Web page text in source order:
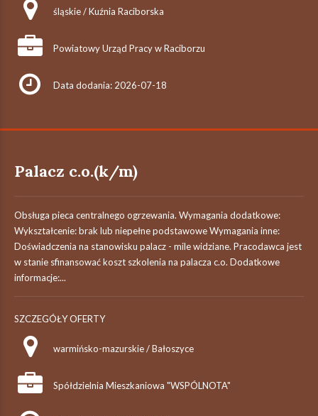
śląskie / Kuźnia Raciborska
Powiatowy Urząd Pracy w Raciborzu
Data dodania: 2026-07-18
Palacz c.o.(k/m)
Obsługa pieca centralnego ogrzewania. Wymagania dodatkowe:
Wykształcenie: brak lub niepełne podstawowe Wymagania inne:
Doświadczenia na stanowisku palacz - mile widziane. Pracodawca jest
w stanie sfinansować koszt szkolenia na palacza c.o. Dodatkowe
informacje:...
SZCZEGÓŁY OFERTY
warmińsko-mazurskie / Bałoszyce
Spółdzielnia Mieszkaniowa "WSPÓLNOTA"